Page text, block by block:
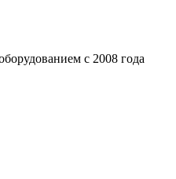
с 2008 года